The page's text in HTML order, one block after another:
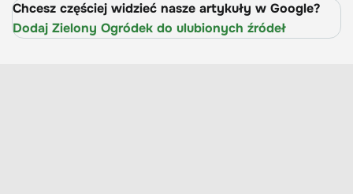
Chcesz częściej widzieć nasze artykuły w Google?
Dodaj Zielony Ogródek do ulubionych źródeł